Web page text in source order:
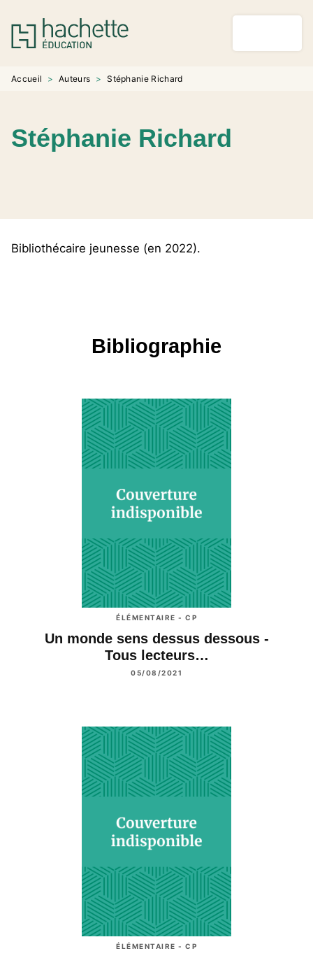
MENU RECHERCHE
PIED DE PAGE
Accueil > Auteurs > Stéphanie Richard
Stéphanie Richard
Bibliothécaire jeunesse (en 2022).
Bibliographie
ÉLÉMENTAIRE - CP
Un monde sens dessus dessous -
Tous lecteurs…
05/08/2021
ÉLÉMENTAIRE - CP